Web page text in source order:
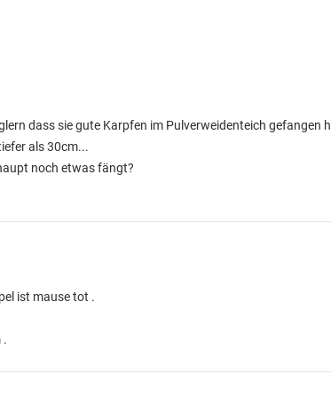
dass sie gute Karpfen im Pulverweidenteich
als 30cm...
noch etwas fängt?
ist mause tot .
.